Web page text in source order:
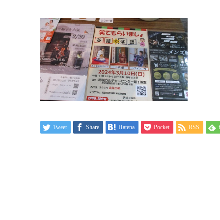
Tweet Share Hatena Pocket RSS